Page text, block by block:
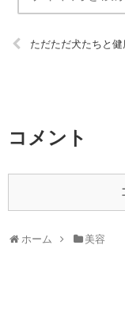
ただただ犬たちと健
コメント
ホーム 美容